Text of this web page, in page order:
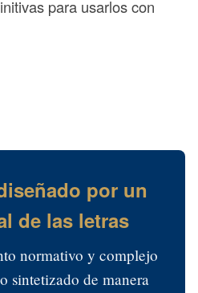
para usarlos con
por un
de las letras
normativo y complejo
sintetizado de manera